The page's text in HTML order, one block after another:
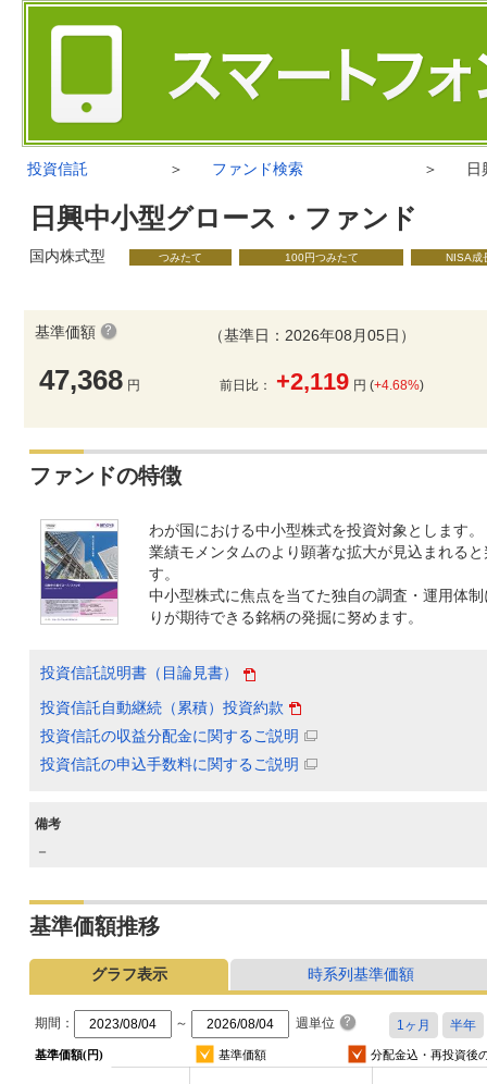
投資信託 ＞ ファンド検索 ＞ 日
日興中小型グロース・ファンド
国内株式型 つみたて 100円つみたて NISA成
基準価額
47,368 円
（基準日：2026年08月05日）
前日比： +2,119 円 (+4.68%)
ファンドの特徴
わが国における中小型株式を投資対象とします。
業績モメンタムのより顕著な拡大が見込まれる
す。
中小型株式に焦点を当てた独自の調査・運用体
りが期待できる銘柄の発掘に努めます。
投資信託説明書（目論見書）
投資信託自動継続（累積）投資約款
投資信託の収益分配金に関するご説明
投資信託の申込手数料に関するご説明
備考
－
基準価額推移
グラフ表示 時系列基準価額
期間： ～ 週単位
基準価額(円) 基準価額 分配金込・再投資後